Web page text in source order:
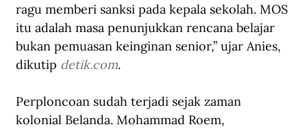
ragu memberi sanksi pada kepala sekolah. MOS
itu adalah masa penunjukkan rencana belajar
bukan pemuasan keinginan senior,” ujar Anies,
dikutip detik.com.
Perploncoan sudah terjadi sejak zaman
kolonial Belanda. Mohammad Roem,